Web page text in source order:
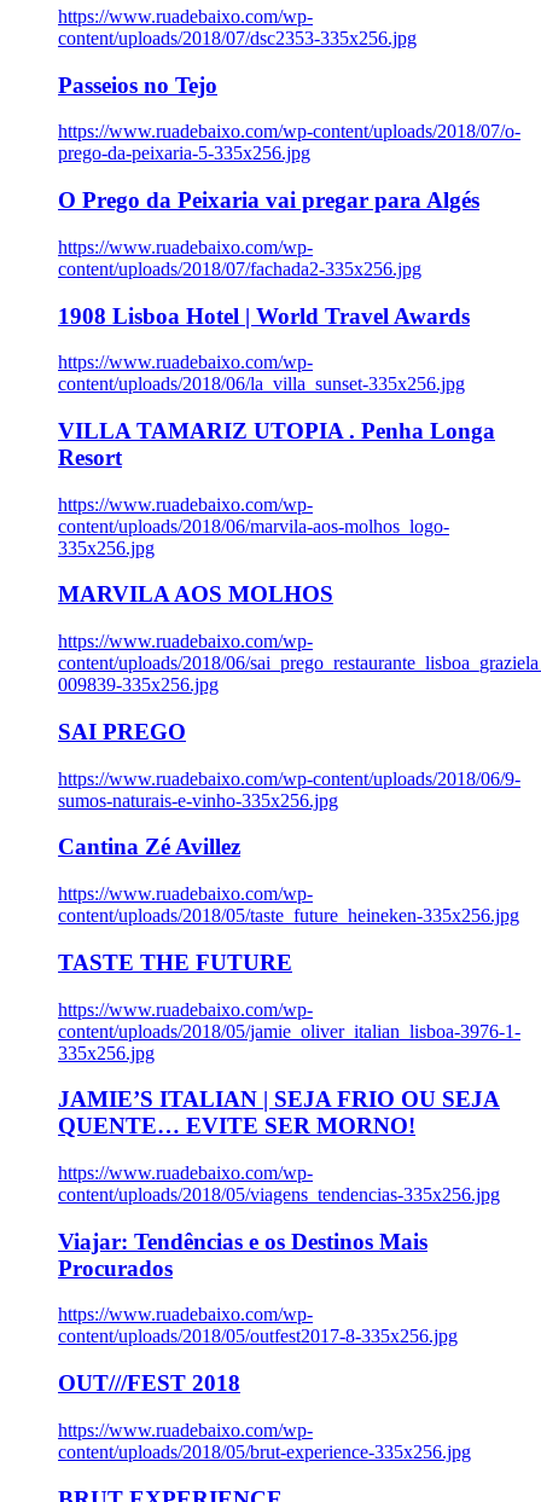
https://www.ruadebaixo.com/wp-
content/uploads/2018/07/dsc2353-335x256.jpg
Passeios no Tejo
https://www.ruadebaixo.com/wp-content/uploads/2018/07/o-
prego-da-peixaria-5-335x256.jpg
O Prego da Peixaria vai pregar para Algés
https://www.ruadebaixo.com/wp-
content/uploads/2018/07/fachada2-335x256.jpg
1908 Lisboa Hotel | World Travel Awards
https://www.ruadebaixo.com/wp-
content/uploads/2018/06/la_villa_sunset-335x256.jpg
VILLA TAMARIZ UTOPIA . Penha Longa
Resort
https://www.ruadebaixo.com/wp-
content/uploads/2018/06/marvila-aos-molhos_logo-
335x256.jpg
MARVILA AOS MOLHOS
https://www.ruadebaixo.com/wp-
content/uploads/2018/06/
009839-335x256.jpg
SAI PREGO
https://www.ruadebaixo.com/wp-content/uploads/2018/06/9-
sumos-naturais-e-vinho-335x256.jpg
Cantina Zé Avillez
https://www.ruadebaixo.com/wp-
content/uploads/2018/05/taste_future_heineken-335x256.jpg
TASTE THE FUTURE
https://www.ruadebaixo.com/wp-
content/uploads/2018/05/jamie_oliver_italian_lisboa-3976-1-
335x256.jpg
JAMIE’S ITALIAN | SEJA FRIO OU SEJA
QUENTE… EVITE SER MORNO!
https://www.ruadebaixo.com/wp-
content/uploads/2018/05/viagens_tendencias-335x256.jpg
Viajar: Tendências e os Destinos Mais
Procurados
https://www.ruadebaixo.com/wp-
content/uploads/2018/05/outfest2017-8-335x256.jpg
OUT///FEST 2018
https://www.ruadebaixo.com/wp-
content/uploads/2018/05/brut-experience-335x256.jpg